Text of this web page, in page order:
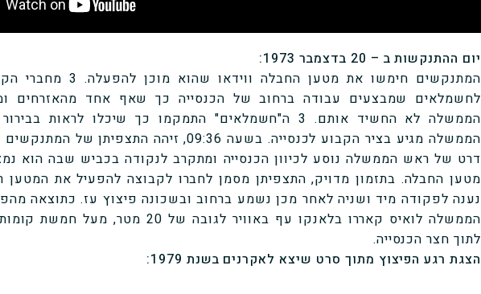
יום ההתנקשות ב – 20 בדצמבר 1973:
המתנקשים חימשו את מטען החבלה
לחשמלאים שמבצעים עבודה ברחוב של הכנסייה כך שאף אחד מהאזרחים
הממשלה לא החשיד אותם. 3 ה"חשמלאים" התמקמו כך שיכלו לראות
הממשלה מגיע בציר הקבוע לכנסייה. בשעה 09:36, זיהה
דרט של ראש הממשלה נוסע לכיוון הכנסייה ומתקרב לנקודה בכביש שבה הוא
מטען החבלה. בתזמון מדויק, התצפיתן מסמן לחברו לקבוצה להפעיל את המטען
נענה לפקודה מיד ושניה לאחר מכן נשמע ברחוב ובשכונה פיצוץ עז. כתוצאה
הממשלה לואיס קאררו בלאנקו עף באוויר לגובה של 20
לתוך חצר הכנסייה.
הצגת רגע הפיצוץ מתוך סרט שיצא לאקרנים בשנת 1979: